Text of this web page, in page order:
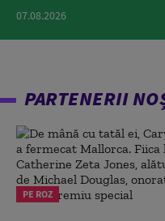
07.08.2026
PARTENERII
PE ROZ